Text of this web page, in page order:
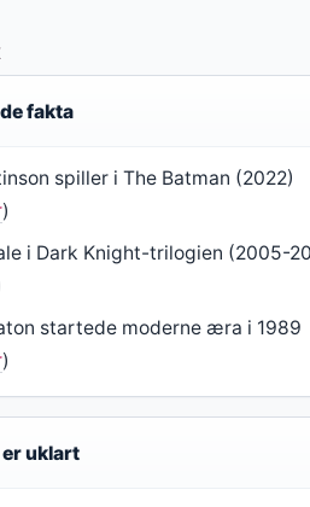
fakta
spiller i The Batman (2022)
)
i Dark Knight-trilogien (2005-
startede moderne æra i 1989
)
uklart